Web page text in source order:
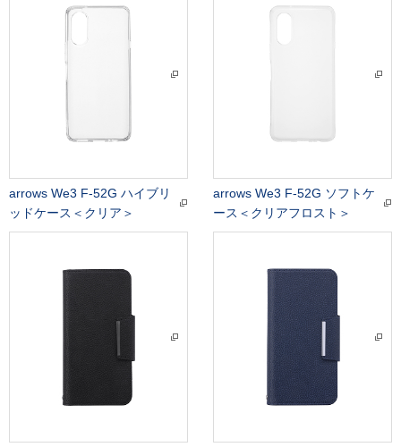
arrows We3 F-52G ハイブリ
ッドケース＜クリア＞
arrows We3 F-52G ソフトケ
ース＜クリアフロスト＞